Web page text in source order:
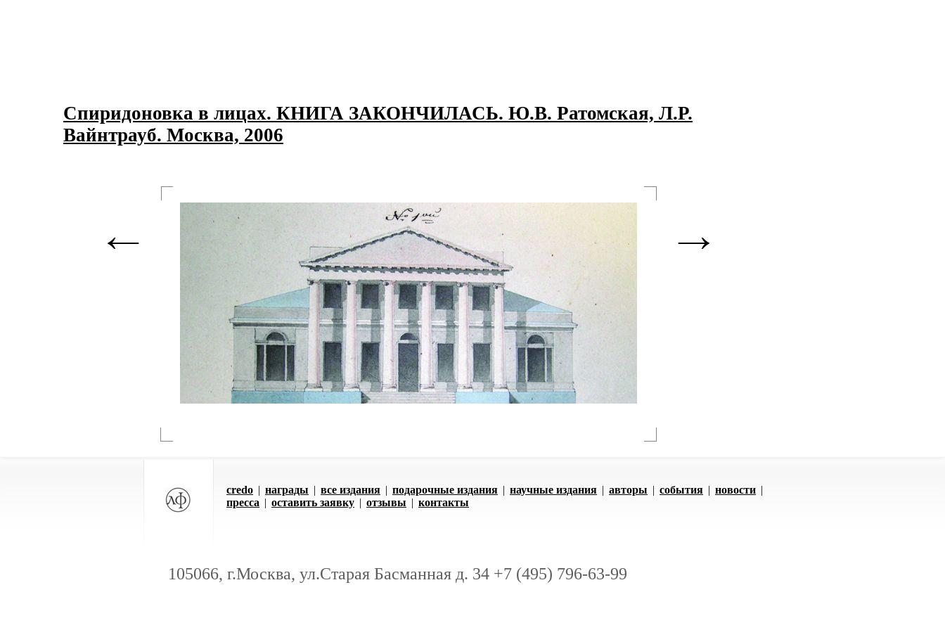
Спиридоновка в лицах. КНИГА ЗАКОНЧИЛАСЬ. Ю.В. Ратомская, Л.Р.
Вайнтрауб. Москва, 2006
credo | награды | все издания | подарочные издания | научные издания | авторы | события | новости |
пресса | оставить заявку | отзывы | контакты
105066, г.Москва, ул.Старая Басманная д. 34 +7 (495) 796-63-99